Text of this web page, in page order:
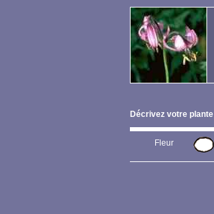
Décrivez votre plante
Fleur